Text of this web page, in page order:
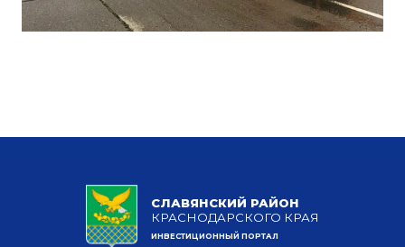
СЛАВЯНСКИЙ РАЙОН
КРАСНОДАРСКОГО КРАЯ
ИНВЕСТИЦИОННЫЙ ПОРТАЛ